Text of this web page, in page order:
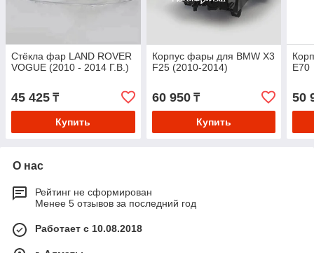
Стёкла фар LAND ROVER
VOGUE (2010 - 2014 Г.В.)
45 425 ₸
Купить
Корпус фары для BMW X3
F25 (2010-2014)
60 950₸
Купить
E70
50
О нас
Рейтинг не сформирован
Менее 5 отзывов за последний год
Работает с 10.08.2018